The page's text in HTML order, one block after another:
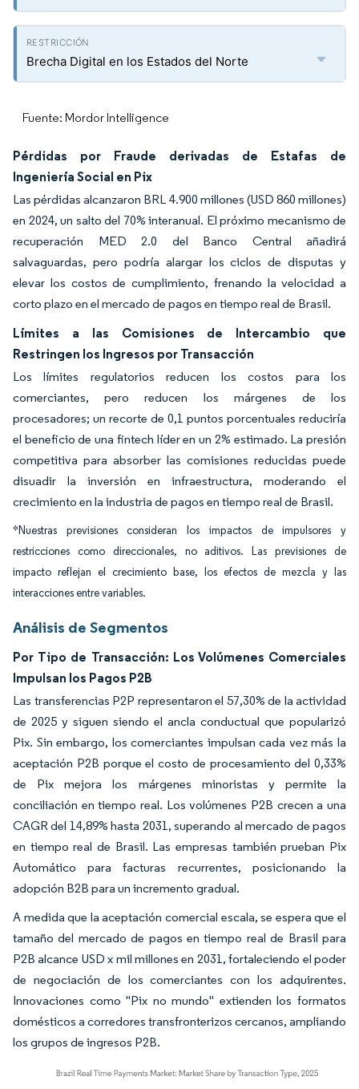
Brecha Digital en los Estados del Norte
Fuente: Mordor Intelligence
Pérdidas por Fraude derivadas de Estafas de
Ingeniería Social en Pix
Las pérdidas alcanzaron BRL 4.900 millones (USD 860 millones)
en 2024, un salto del 70% interanual. El próximo mecanismo de
recuperación MED 2.0 del Banco Central añadirá
salvaguardas, pero podría alargar los ciclos de disputas y
elevar los costos de cumplimiento, frenando la velocidad a
corto plazo en el mercado de pagos en tiempo real de Brasil.
Límites a las Comisiones de Intercambio que
Restringen los Ingresos por Transacción
Los límites regulatorios reducen los costos para los
comerciantes, pero reducen los márgenes de los
procesadores; un recorte de 0,1 puntos porcentuales reduciría
el beneficio de una fintech líder en un 2% estimado. La presión
competitiva para absorber las comisiones reducidas puede
disuadir la inversión en infraestructura, moderando el
crecimiento en la industria de pagos en tiempo real de Brasil.
*Nuestras previsiones consideran los impactos de impulsores y
restricciones como direccionales, no aditivos. Las previsiones de
impacto reflejan el crecimiento base, los efectos de mezcla y las
interacciones entre variables.
Análisis de Segmentos
Por Tipo de Transacción: Los Volúmenes Comerciales
Impulsan los Pagos P2B
Las transferencias P2P representaron el 57,30% de la actividad
de 2025 y siguen siendo el ancla conductual que popularizó
Pix. Sin embargo, los comerciantes impulsan cada vez más la
aceptación P2B porque el costo de procesamiento del 0,33%
de Pix mejora los márgenes minoristas y permite la
conciliación en tiempo real. Los volúmenes P2B crecen a una
CAGR del 14,89% hasta 2031, superando al mercado de pagos
en tiempo real de Brasil. Las empresas también prueban Pix
Automático para facturas recurrentes, posicionando la
adopción B2B para un incremento gradual.
A medida que la aceptación comercial escala, se espera que el
tamaño del mercado de pagos en tiempo real de Brasil para
P2B alcance USD x mil millones en 2031, fortaleciendo el poder
de negociación de los comerciantes con los adquirentes.
Innovaciones como "Pix no mundo" extienden los formatos
domésticos a corredores transfronterizos cercanos, ampliando
los grupos de ingresos P2B.